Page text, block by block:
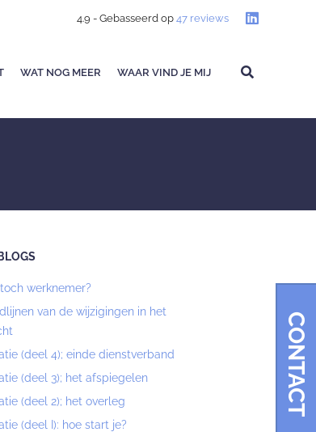
CONTACT
4.9 - Gebasseerd op 47 reviews
WAT NOG MEER WAAR VIND JE MIJ
werknemer?
van de wijzigingen in het
(deel 4); einde dienstverband
(deel 3); het afspiegelen
(deel 2); het overleg
(deel I): hoe start je?